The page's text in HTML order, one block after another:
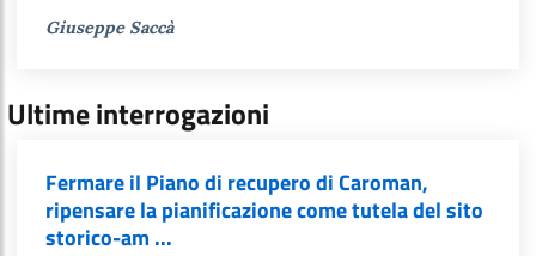
Giuseppe Saccà
Ultime interrogazioni
Fermare il Piano di recupero di Caroman,
ripensare la pianificazione come tutela del sito
storico-am ...